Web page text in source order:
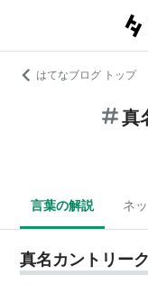
はてなブログ トップ
真
言葉の解説 ネ
真名カントリー